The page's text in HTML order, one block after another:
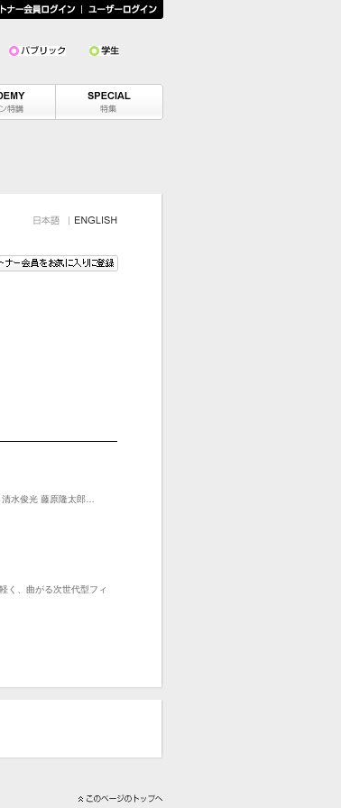
水俊光 藤原隆太郎…
く、曲がる次世代型フィ